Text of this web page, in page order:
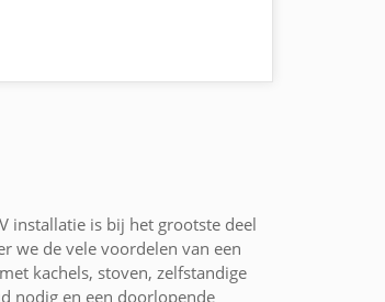
installatie is bij het grootste deel
we de vele voordelen van een
kachels, stoven, zelfstandige
nodig en een doorlopende